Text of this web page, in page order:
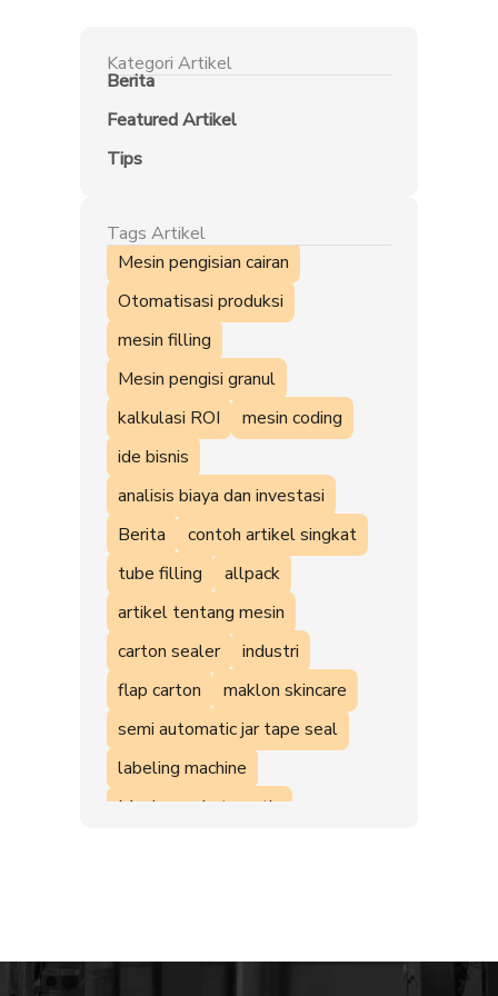
Kategori Artikel
Berita
Featured Artikel
Tips
Tags Artikel
Mesin pengisian cairan
Otomatisasi produksi
mesin filling
Mesin pengisi granul
kalkulasi ROI
mesin coding
ide bisnis
analisis biaya dan investasi
Berita
contoh artikel singkat
tube filling
allpack
artikel tentang mesin
carton sealer
industri
flap carton
maklon skincare
semi automatic jar tape seal
labeling machine
Mesin semi otomatis
Vacuum Machine